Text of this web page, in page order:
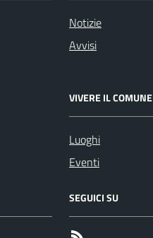
Notizie
Avvisi
VIVERE IL COMUNE
Luoghi
Eventi
SEGUICI SU